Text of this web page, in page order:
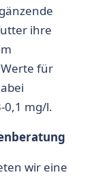
ihre
für
0,1 mg/l.
wir eine